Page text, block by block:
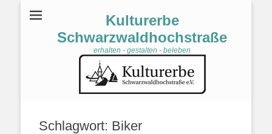
Kulturerbe
Schwarzwaldhochstraße
erhalten - gestalten - beleben
Schlagwort: Biker